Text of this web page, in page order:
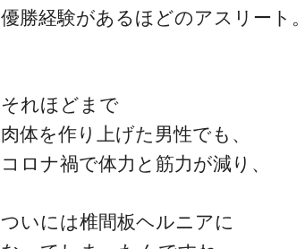
優勝経験があるほどのアスリート。
それほどまで
肉体を作り上げた男性でも、
コロナ禍で体力と筋力が減り、
ついには椎間板ヘルニアに